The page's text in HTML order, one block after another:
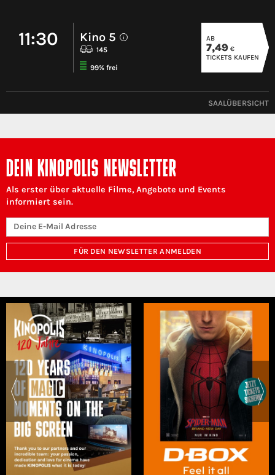
11:30 Kino 5 i
145
99% frei
AB
7,49 €
TICKETS KAUFEN
SAALÜBERSICHT
DEIN KINOPOLIS NEWSLETTER
Als erster über aktuelle Filme, Angebote und Events
informiert sein.
FÜR DEN NEWSLETTER ANMELDEN